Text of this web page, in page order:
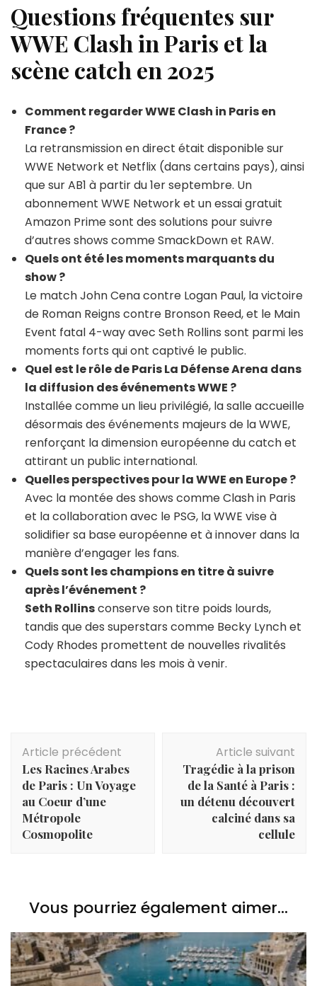
Questions fréquentes sur
WWE Clash in Paris et la
scène catch en 2025
Comment regarder WWE Clash in Paris en
France ?
La retransmission en direct était disponible sur
WWE Network et Netflix (dans certains pays), ainsi
que sur AB1 à partir du 1er septembre. Un
abonnement WWE Network et un essai gratuit
Amazon Prime sont des solutions pour suivre
d’autres shows comme SmackDown et RAW.
Quels ont été les moments marquants du
show ?
Le match John Cena contre Logan Paul, la victoire
de Roman Reigns contre Bronson Reed, et le Main
Event fatal 4-way avec Seth Rollins sont parmi les
moments forts qui ont captivé le public.
Quel est le rôle de Paris La Défense Arena dans
la diffusion des événements WWE ?
Installée comme un lieu privilégié, la salle accueille
désormais des événements majeurs de la WWE,
renforçant la dimension européenne du catch et
attirant un public international.
Quelles perspectives pour la WWE en Europe ?
Avec la montée des shows comme Clash in Paris
et la collaboration avec le PSG, la WWE vise à
solidifier sa base européenne et à innover dans la
manière d’engager les fans.
Quels sont les champions en titre à suivre
après l’événement ?
Seth Rollinsconserve son titre poids lourds,
tandis que des superstars comme Becky Lynch et
Cody Rhodes promettent de nouvelles rivalités
spectaculaires dans les mois à venir.
Navigation
d'article
Article précédent
Les Racines Arabes
de Paris : Un Voyage
au Coeur d’une
Métropole
Cosmopolite
Article suivant
Tragédie à la prison
de la Santé à Paris :
un détenu découvert
calciné dans sa
cellule
Vous pourriez également aimer...